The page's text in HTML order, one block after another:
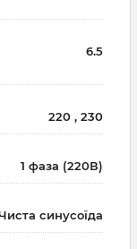
6.5
220 , 230
1 фаза (220В)
синусоїда